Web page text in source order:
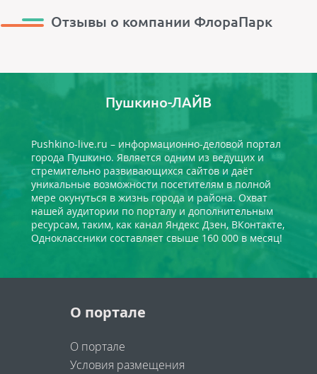
Отзывы о компании ФлораПарк
Пушкино-ЛАЙВ
Pushkino-live.ru – информационно-деловой портал
города Пушкино. Является одним из ведущих и
стремительно развивающихся сайтов и даёт
уникальные возможности посетителям в полной
мере окунуться в жизнь города и района. Охват
нашей аудитории по порталу и дополнительным
ресурсам, таким, как канал Яндекс Дзен, ВКонтакте,
Одноклассники составляет свыше 160 000 в месяц!
О портале
О портале
Условия размещения